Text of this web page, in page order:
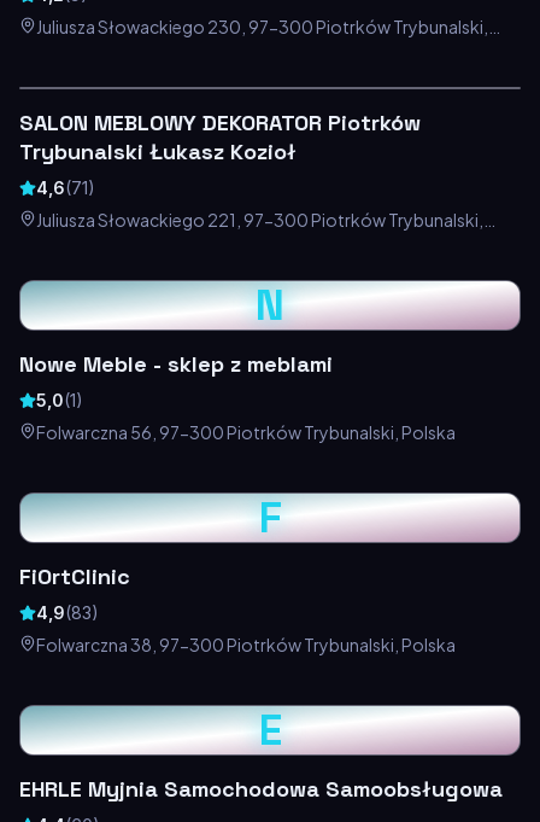
Juliusza Słowackiego 230, 97-300 Piotrków Trybunalski,
SALON MEBLOWY DEKORATOR Piotrków
Trybunalski Łukasz Kozioł
4,6(71)
Juliusza Słowackiego 221, 97-300 Piotrków Trybunalski,
N
Nowe Meble - sklep z meblami
5,0(1)
Folwarczna 56, 97-300 Piotrków Trybunalski, Polska
F
FiOrtClinic
4,9(83)
Folwarczna 38, 97-300 Piotrków Trybunalski, Polska
E
EHRLE Myjnia Samochodowa Samoobsługowa